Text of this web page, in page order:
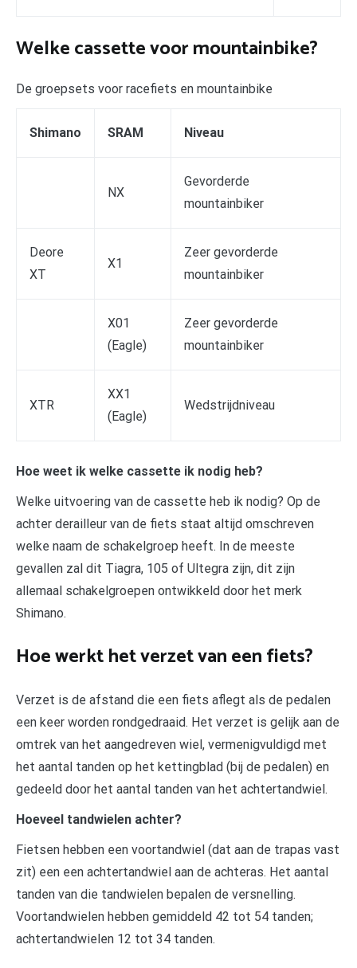
Welke cassette voor mountainbike?
De groepsets voor racefiets en mountainbike
Shimano SRAM Niveau
NX
Gevorderde
mountainbiker
Deore
XT
X1
Zeer gevorderde
mountainbiker
X01
(Eagle)
Zeer gevorderde
mountainbiker
XTR
XX1
(Eagle)
Wedstrijdniveau
Hoe weet ik welke cassette ik nodig heb?
Welke uitvoering van de cassette heb ik nodig? Op de
achter derailleur van de fiets staat altijd omschreven
welke naam de schakelgroep heeft. In de meeste
gevallen zal dit Tiagra, 105 of Ultegra zijn, dit zijn
allemaal schakelgroepen ontwikkeld door het merk
Shimano.
Hoe werkt het verzet van een fiets?
Verzet is de afstand die een fiets aflegt als de pedalen
een keer worden rondgedraaid. Het verzet is gelijk aan de
omtrek van het aangedreven wiel, vermenigvuldigd met
het aantal tanden op het kettingblad (bij de pedalen) en
gedeeld door het aantal tanden van het achtertandwiel.
Hoeveel tandwielen achter?
Fietsen hebben een voortandwiel (dat aan de trapas vast
zit) een een achtertandwiel aan de achteras. Het aantal
tanden van die tandwielen bepalen de versnelling.
Voortandwielen hebben gemiddeld 42 tot 54 tanden;
achtertandwielen 12 tot 34 tanden.